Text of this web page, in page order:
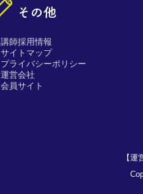
講師採用情報
サイトマップ
プライバシーポリシー
運営会社
会員サイト
【